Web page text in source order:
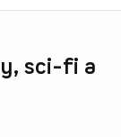
sci-fi a